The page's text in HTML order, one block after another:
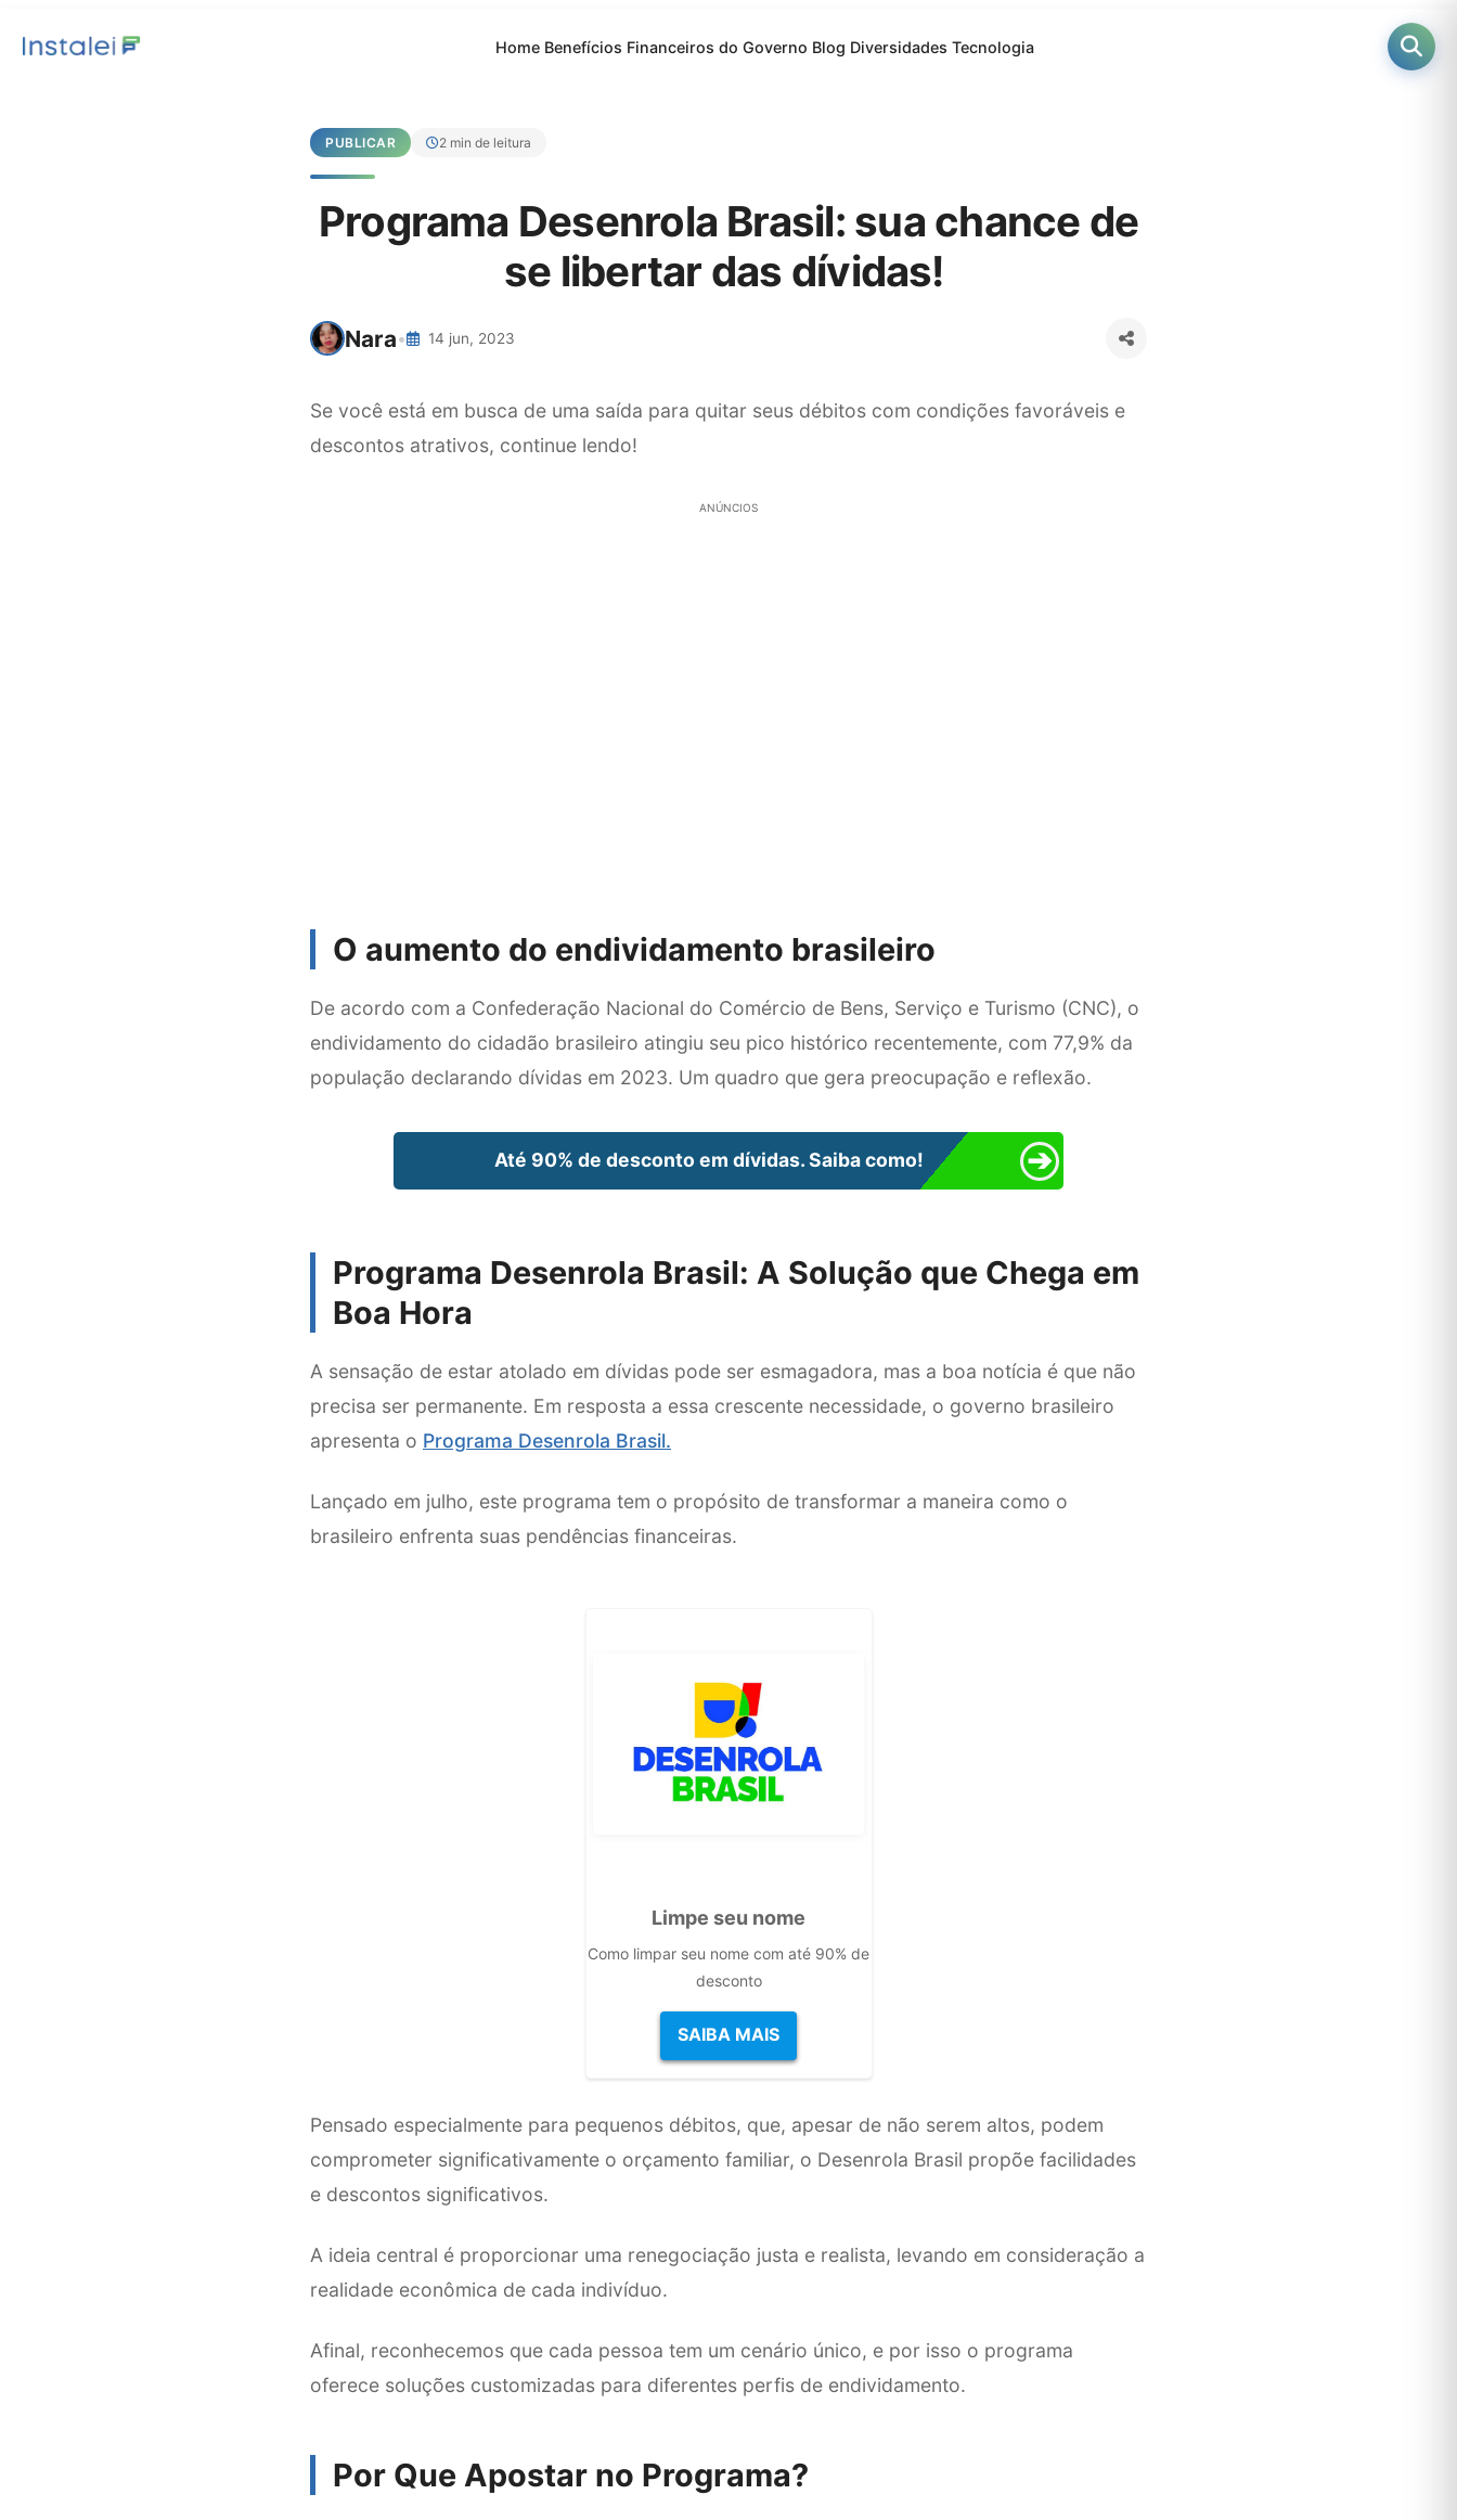
Home Benefícios Financeiros do Governo Blog Diversidades Tecnologia
PUBLICAR 2 min de leitura
Programa Desenrola Brasil: sua chance de
se libertar das dívidas!
Nara• 14 jun, 2023
Se você está em busca de uma saída para quitar seus débitos com condições favoráveis e
descontos atrativos, continue lendo!
ANÚNCIOS
O aumento do endividamento brasileiro
De acordo com a Confederação Nacional do Comércio de Bens, Serviço e Turismo (CNC), o
endividamento do cidadão brasileiro atingiu seu pico histórico recentemente, com 77,9% da
população declarando dívidas em 2023. Um quadro que gera preocupação e reflexão.
Até 90% de desconto em dívidas. Saiba como! ➔
Programa Desenrola Brasil: A Solução que Chega em
Boa Hora
A sensação de estar atolado em dívidas pode ser esmagadora, mas a boa notícia é que não
precisa ser permanente. Em resposta a essa crescente necessidade, o governo brasileiro
apresenta o Programa Desenrola Brasil.
Lançado em julho, este programa tem o propósito de transformar a maneira como o
brasileiro enfrenta suas pendências financeiras.
Limpe seu nome
Como limpar seu nome com até 90% de
desconto
SAIBA MAIS
Pensado especialmente para pequenos débitos, que, apesar de não serem altos, podem
comprometer significativamente o orçamento familiar, o Desenrola Brasil propõe facilidades
e descontos significativos.
A ideia central é proporcionar uma renegociação justa e realista, levando em consideração a
realidade econômica de cada indivíduo.
Afinal, reconhecemos que cada pessoa tem um cenário único, e por isso o programa
oferece soluções customizadas para diferentes perfis de endividamento.
Por Que Apostar no Programa?